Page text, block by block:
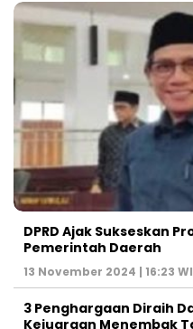
DPRD Ajak Sukseskan
Pemerintah Daerah
13 November 2024 | 16:23
3 Penghargaan Diraih
Kejuaraan Menembak